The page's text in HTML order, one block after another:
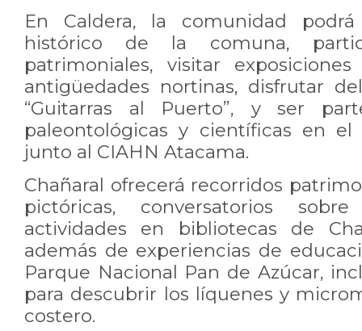
En Caldera, la comunidad
histórico de la comuna,
patrimoniales, visitar
antigüedades nortinas, disfrutar
“Guitarras al Puerto”, y ser
paleontológicas y científicas en el
junto al CIAHN Atacama.
Chañaral ofrecerá recorridos
pictóricas, conversatorios
actividades en bibliotecas de
además de experiencias de
Parque Nacional Pan de Azúcar,
para descubrir los líquenes y
costero.